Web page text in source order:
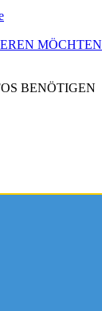
MÖCHTEN
BENÖTIGEN